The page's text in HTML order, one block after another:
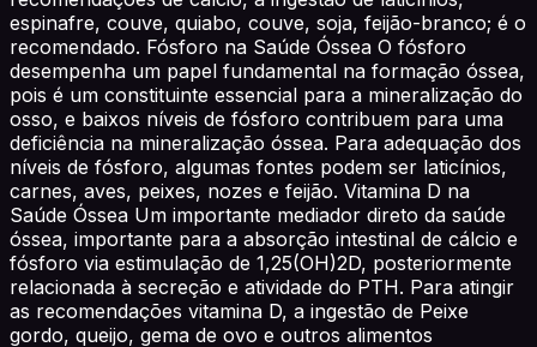
espinafre, couve, quiabo, couve, soja, feijão-branco; é o
recomendado. Fósforo na Saúde Óssea O fósforo
desempenha um papel fundamental na formação óssea,
pois é um constituinte essencial para a mineralização do
osso, e baixos níveis de fósforo contribuem para uma
deficiência na mineralização óssea. Para adequação dos
níveis de fósforo, algumas fontes podem ser laticínios,
carnes, aves, peixes, nozes e feijão. Vitamina D na
Saúde Óssea Um importante mediador direto da saúde
óssea, importante para a absorção intestinal de cálcio e
fósforo via estimulação de 1,25(OH)2D, posteriormente
relacionada à secreção e atividade do PTH. Para atingir
as recomendações vitamina D, a ingestão de Peixe
gordo, queijo, gema de ovo e outros alimentos